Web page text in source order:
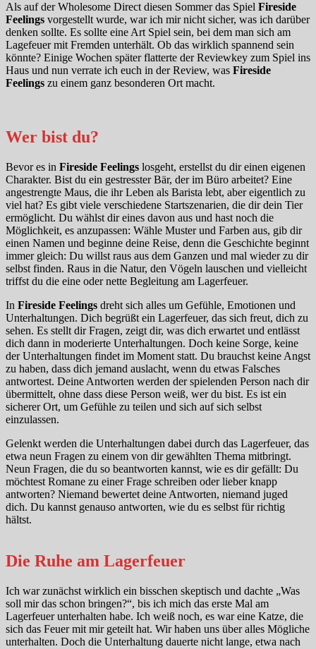
Als auf der Wholesome Direct diesen Sommer das Spiel Fireside
Feelings vorgestellt wurde, war ich mir nicht sicher, was ich darüber
denken sollte. Es sollte eine Art Spiel sein, bei dem man sich am
Lagefeuer mit Fremden unterhält. Ob das wirklich spannend sein
könnte? Einige Wochen später flatterte der Reviewkey zum Spiel ins
Haus und nun verrate ich euch in der Review, was Fireside
Feelings zu einem ganz besonderen Ort macht.
Wer bist du?
Bevor es in Fireside Feelings losgeht, erstellst du dir einen eigenen
Charakter. Bist du ein gestresster Bär, der im Büro arbeitet? Eine
angestrengte Maus, die ihr Leben als Barista lebt, aber eigentlich zu
viel hat? Es gibt viele verschiedene Startszenarien, die dir dein Tier
ermöglicht. Du wählst dir eines davon aus und hast noch die
Möglichkeit, es anzupassen: Wähle Muster und Farben aus, gib dir
einen Namen und beginne deine Reise, denn die Geschichte beginnt
immer gleich: Du willst raus aus dem Ganzen und mal wieder zu dir
selbst finden. Raus in die Natur, den Vögeln lauschen und vielleicht
triffst du die eine oder nette Begleitung am Lagerfeuer.
In Fireside Feelings dreht sich alles um Gefühle, Emotionen und
Unterhaltungen. Dich begrüßt ein Lagerfeuer, das sich freut, dich zu
sehen. Es stellt dir Fragen, zeigt dir, was dich erwartet und entlässt
dich dann in moderierte Unterhaltungen. Doch keine Sorge, keine
der Unterhaltungen findet im Moment statt. Du brauchst keine Angst
zu haben, dass dich jemand auslacht, wenn du etwas Falsches
antwortest. Deine Antworten werden der spielenden Person nach dir
übermittelt, ohne dass diese Person weiß, wer du bist. Es ist ein
sicherer Ort, um Gefühle zu teilen und sich auf sich selbst
einzulassen.
Gelenkt werden die Unterhaltungen dabei durch das Lagerfeuer, das
etwa neun Fragen zu einem von dir gewählten Thema mitbringt.
Neun Fragen, die du so beantworten kannst, wie es dir gefällt: Du
möchtest Romane zu einer Frage schreiben oder lieber knapp
antworten? Niemand bewertet deine Antworten, niemand juged
dich. Du kannst genauso antworten, wie du es selbst für richtig
hältst.
Die Ruhe am Lagerfeuer
Ich war zunächst wirklich ein bisschen skeptisch und dachte „Was
soll mir das schon bringen?“, bis ich mich das erste Mal am
Lagerfeuer unterhalten habe. Ich weiß noch, es war eine Katze, die
sich das Feuer mit mir geteilt hat. Wir haben uns über alles Mögliche
unterhalten. Doch die Unterhaltung dauerte nicht lange, etwa nach